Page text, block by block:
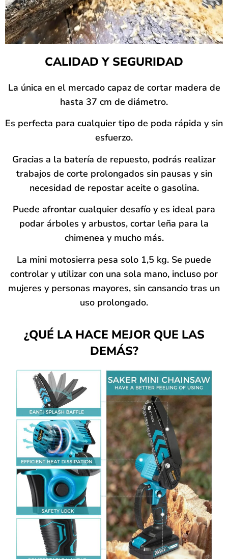
CALIDAD Y SEGURIDAD
La única en el mercado capaz de cortar madera de
hasta 37 cm de diámetro.
Es perfecta para cualquier tipo de poda rápida y sin
esfuerzo.
Gracias a la batería de repuesto, podrás realizar
trabajos de corte prolongados sin pausas y sin
necesidad de repostar aceite o gasolina.
Puede afrontar cualquier desafío y es ideal para
podar árboles y arbustos, cortar leña para la
chimenea y mucho más.
La mini motosierra pesa solo 1,5 kg. Se puede
controlar y utilizar con una sola mano, incluso por
mujeres y personas mayores, sin cansancio tras un
uso prolongado.
¿QUÉ LA HACE MEJOR QUE LAS
DEMÁS?